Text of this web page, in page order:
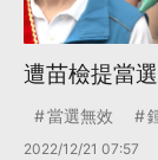
遭苗檢提當
當選無效
2022/12/21 07:57